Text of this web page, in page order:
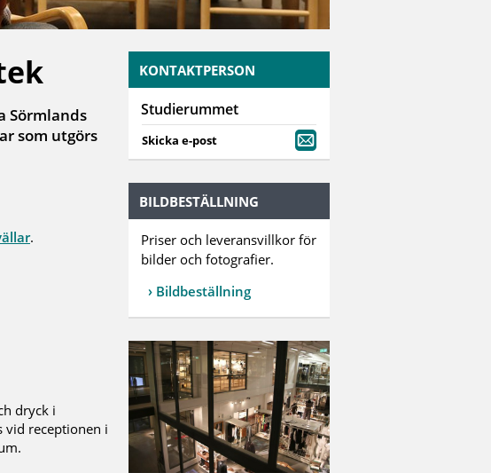
Sörmlands
som utgörs
.
dryck i
vid receptionen i
KONTAKTPERSON
Studierummet
Skicka e-post
BILDBESTÄLLNING
Priser och leveransvillkor för
bilder och fotografier.
Bildbeställning